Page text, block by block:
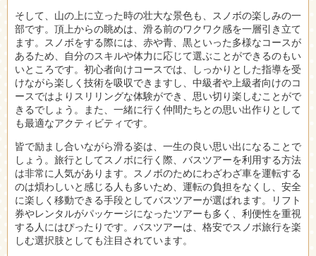
そして、山の上に立った時の壮大な景色も、スノボの楽しみの一
部です。頂上からの眺めは、滑る前のワクワク感を一層引き立て
ます。スノボをする際には、赤や青、黒といった多様なコースが
あるため、自分のスキルや体力に応じて選ぶことができるのもい
いところです。初心者向けコースでは、しっかりとした指導を受
けながら楽しく技術を吸収できますし、中級者や上級者向けのコ
ースではよりスリリングな体験ができ、思い切り楽しむことがで
きるでしょう。また、一緒に行く仲間たちとの思い出作りとして
も最適なアクティビティです。
皆で励まし合いながら滑る姿は、一生の良い思い出になることで
しょう。旅行としてスノボに行く際、バスツアーを利用する方法
は非常に人気があります。スノボのためにわざわざ車を運転する
のは煩わしいと感じる人も多いため、運転の負担をなくし、安全
に楽しく移動できる手段としてバスツアーが選ばれます。リフト
券やレンタルがパッケージになったツアーも多く、利便性を重視
する人にはぴったりです。バスツアーは、格安でスノボ旅行を楽
しむ選択肢としても注目されています。